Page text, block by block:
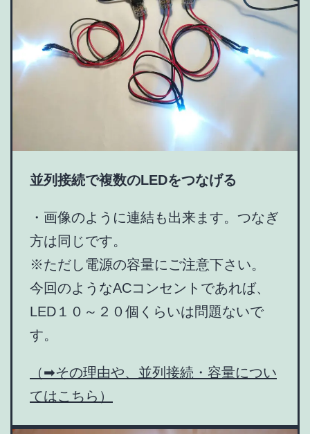
並列接続で複数のLEDをつなげる
・画像のように連結も出来ます。つなぎ
方は同じです。
※ただし電源の容量にご注意下さい。
今回のようなACコンセントであれば、
LED１０～２０個くらいは問題ないで
す。
（➡その理由や、並列接続・容量につい
てはこちら）